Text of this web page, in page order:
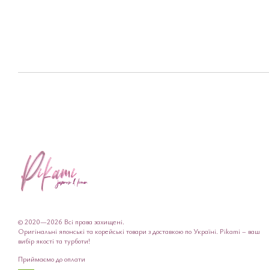
© 2020—2026 Всі права захищені.
Оригінальні японські та корейські товари з доставкою по Україні. Pikami – ваш
вибір якості та турботи!
Приймаємо до оплати